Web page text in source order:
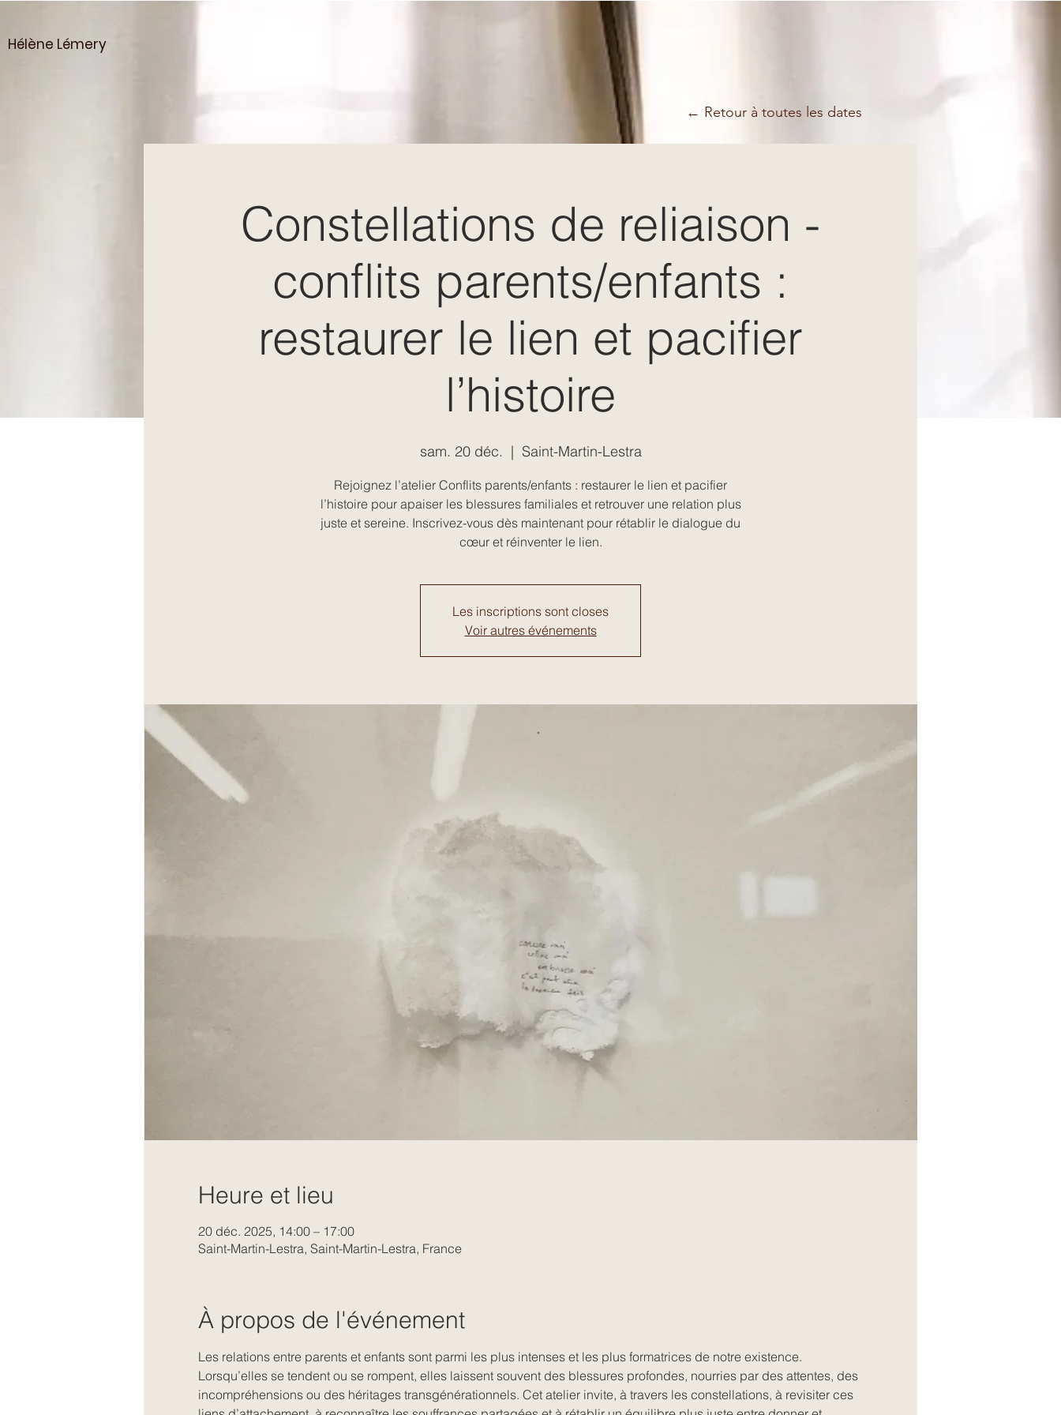
Hélène Lémery
Constellations de reliaison -
conflits parents/enfants :
restaurer le lien et pacifier
l’histoire
sam. 20 déc.
  |
Saint-Martin-Lestra
Rejoignez l’atelier Conflits parents/enfants : restaurer le lien et pacifier
l’histoire pour apaiser les blessures familiales et retrouver une relation plus
juste et sereine. Inscrivez-vous dès maintenant pour rétablir le dialogue du
cœur et réinventer le lien.
Les inscriptions sont closes
Voir autres événements
Heure et lieu
20 déc. 2025, 14:00 – 17:00
Saint-Martin-Lestra, Saint-Martin-Lestra, France
À propos de l'événement
Les relations entre parents et enfants sont parmi les plus intenses et les plus formatrices de notre existence.
Lorsqu’elles se tendent ou se rompent, elles laissent souvent des blessures profondes, nourries par des attentes, des
incompréhensions ou des héritages transgénérationnels. Cet atelier invite, à travers les constellations, à revisiter ces
← Retour à toutes les dates